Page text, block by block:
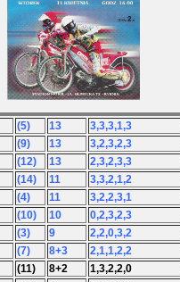
(5) 13 3,3,3,1,3
(9) 13 3,2,3,2,3
(12) 13 2,3,2,3,3
(14) 11 3,3,2,1,2
(4) 11 3,2,2,3,1
(10) 10 0,2,3,2,3
(3) 9 2,2,0,3,2
(7) 8+3 2,1,1,2,2
(11) 8+2 1,3,2,2,0